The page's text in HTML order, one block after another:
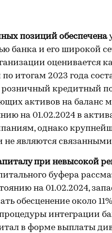
позиций обеспечена
банка и его широкой
оценивается
итогам 2023 года
кредитный
активов на баланс
на 01.02.2024 в
однако
являются
при невысокой
буфера
на 01.02.2024,
обесценение около
интеграции
в форме выплаты